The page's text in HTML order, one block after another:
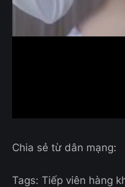
Chia sẻ từ dân mạng:
Tags: Tiếp viên hàng